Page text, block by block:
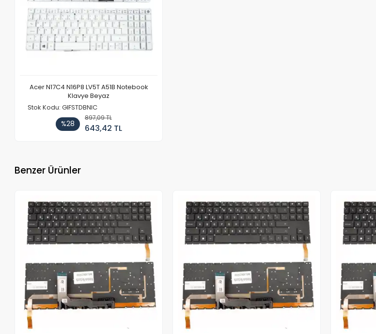
Acer N17C4 N16P8 LV5T A51B Notebook
Klavye Beyaz
Stok Kodu: GIFSTDBNIC
%28
897,09 TL
643,42 TL
Benzer Ürünler